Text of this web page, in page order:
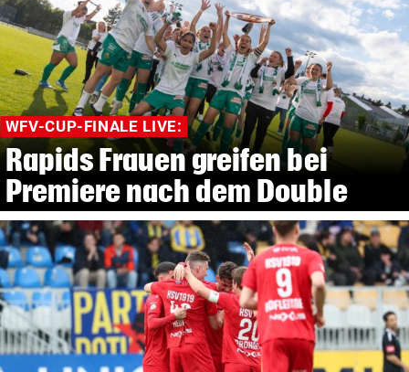
WFV-CUP-FINALE LIVE:
Rapids Frauen greifen bei
Premiere nach dem Double